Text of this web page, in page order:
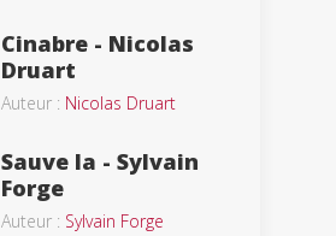
Cinabre - Nicolas
Druart
Auteur : Nicolas Druart
Sauve la - Sylvain
Forge
Auteur : Sylvain Forge